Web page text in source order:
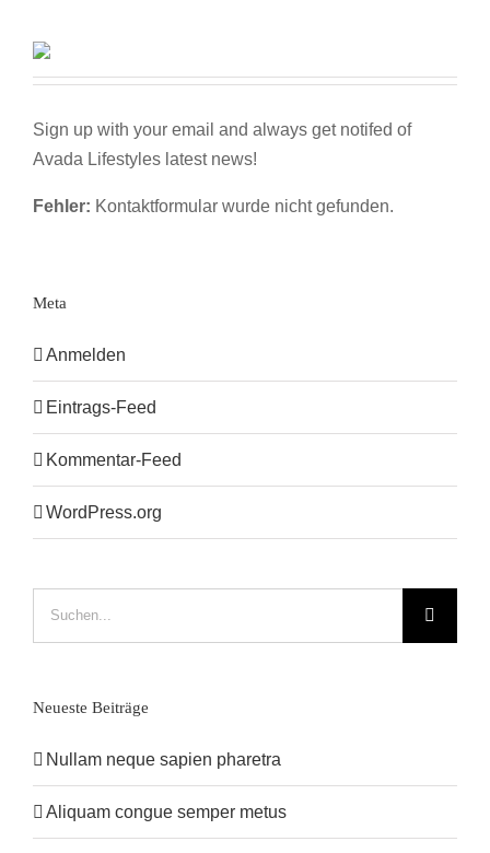
Sign up with your email and always get notifed of
Avada Lifestyles latest news!
Fehler: Kontaktformular wurde nicht gefunden.
Meta
Anmelden
Eintrags-Feed
Kommentar-Feed
WordPress.org
Neueste Beiträge
Nullam neque sapien pharetra
Aliquam congue semper metus